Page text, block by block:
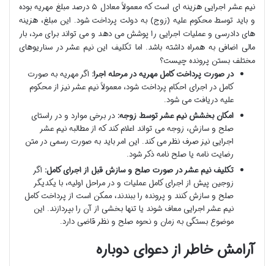
نیم عشر اجرایی هزینه ای است که معمولاً معادل ۵ درصد مبلغ مهریه بوده
و باید توسط محکوم علیه (زوج) به دولت پرداخت شود. این مبلغ، هزینه
های دادرسی و عملیات اجرایی را پوشش می دهد و می تواند برای مرد، بار
مالی اضافی به همراه داشته باشد. اما تکلیف این نیم عشر در سناریوهای
مختلف بستن پرونده چیست؟
در صورت پرداخت کامل مهریه در مرحله اجرا: اگر مهریه به صورت
کامل در اجرای احکام پرداخت شود، معمولاً نیم عشر نیز از محکوم
علیه دریافت می شود.
امکان بخشش نیم عشر توسط زوجه: در برخی موارد و در راستای
صلح و سازش، زوجه می تواند اعلام کند که از مطالبه نیم عشر
اجرایی نیز صرف نظر می کند. این امر باید به صورت رسمی در متن
رضایت نامه یا صلح نامه ذکر شود.
تکلیف نیم عشر در صورت صلح و سازش قبل از اجرای کامل: اگر
زوجین پیش از اجرای کامل عملیات و در مراحل اولیه، با یکدیگر
صلح و سازش کنند و پرونده را ببندند، ممکن است از پرداخت کامل
نیم عشر اجرایی معاف شوند یا تنها بخشی از آن را بپردازند. این
موضوع بستگی به زمان و نحوه صلح و نظر قاضی دارد.
آرامش خاطر از دعوای دوباره